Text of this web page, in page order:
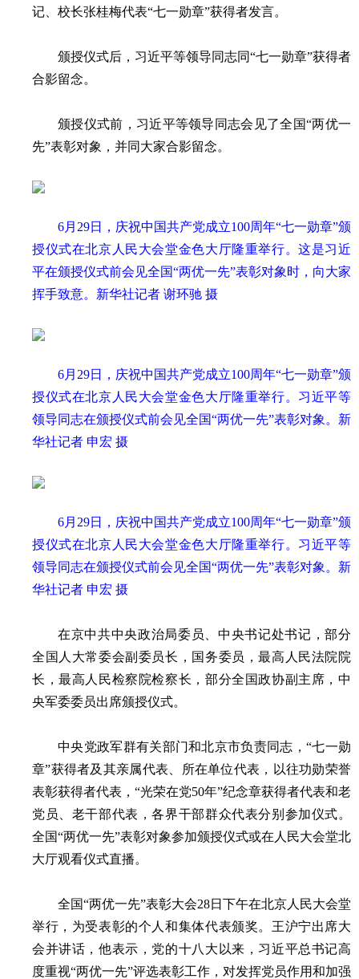
记、校长张桂梅代表“七一勋章”获得者发言。
颁授仪式后，习近平等领导同志同“七一勋章”获得者
合影留念。
颁授仪式前，习近平等领导同志会见了全国“两优一
先”表彰对象，并同大家合影留念。
6月29日，庆祝中国共产党成立100周年“七一勋章”颁
授仪式在北京人民大会堂金色大厅隆重举行。这是习近
平在颁授仪式前会见全国“两优一先”表彰对象时，向大家
挥手致意。新华社记者 谢环驰 摄
6月29日，庆祝中国共产党成立100周年“七一勋章”颁
授仪式在北京人民大会堂金色大厅隆重举行。习近平等
领导同志在颁授仪式前会见全国“两优一先”表彰对象。新
华社记者 申宏 摄
6月29日，庆祝中国共产党成立100周年“七一勋章”颁
授仪式在北京人民大会堂金色大厅隆重举行。习近平等
领导同志在颁授仪式前会见全国“两优一先”表彰对象。新
华社记者 申宏 摄
在京中共中央政治局委员、中央书记处书记，部分
全国人大常委会副委员长，国务委员，最高人民法院院
长，最高人民检察院检察长，部分全国政协副主席，中
央军委委员出席颁授仪式。
中央党政军群有关部门和北京市负责同志，“七一勋
章”获得者及其亲属代表、所在单位代表，以往功勋荣誉
表彰获得者代表，“光荣在党50年”纪念章获得者代表和老
党员、老干部代表，各界干部群众代表分别参加仪式。
全国“两优一先”表彰对象参加颁授仪式或在人民大会堂北
大厅观看仪式直播。
全国“两优一先”表彰大会28日下午在北京人民大会堂
举行，为受表彰的个人和集体代表颁奖。王沪宁出席大
会并讲话，他表示，党的十八大以来，习近平总书记高
度重视“两优一先”评选表彰工作，对发挥党员作用和加强